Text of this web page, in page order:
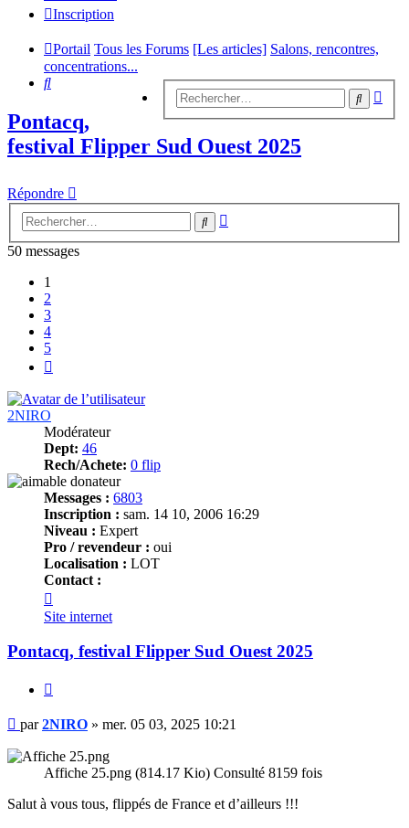
Inscription
Portail Tous les Forums [Les articles] Salons, rencontres,
concentrations...
Rechercher
Pontacq,
festival Flipper Sud Ouest 2025
Répondre
Rechercher
50 messages
1
2
3
4
5
2NIRO
Modérateur
Dept: 46
Rech/Achete: 0 flip
Messages : 6803
Inscription : sam. 14 10, 2006 16:29
Niveau : Expert
Pro / revendeur : oui
Localisation : LOT
Contact :
2NIRO
Site internet
Pontacq, festival Flipper Sud Ouest 2025
Message
par2NIRO » mer. 05 03, 2025 10:21
Affiche 25.png (814.17 Kio) Consulté 8159 fois
Salut à vous tous, flippés de France et d’ailleurs !!!